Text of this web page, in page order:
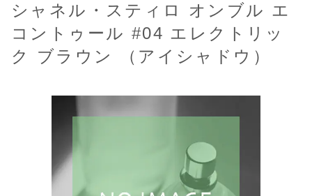
シャネル・スティロ オンブル エ
コントゥール #04 エレクトリッ
ク ブラウン （アイシャドウ）